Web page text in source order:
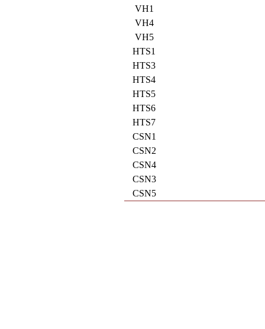
VH1
VH4
VH5
HTS1
HTS3
HTS4
HTS5
HTS6
HTS7
CSN1
CSN2
CSN4
CSN3
CSN5